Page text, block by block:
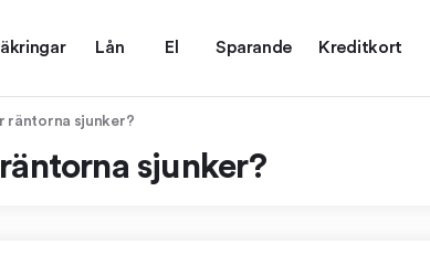
Lån El Sparande Kreditkort
räntorna sjunker?
sjunker?